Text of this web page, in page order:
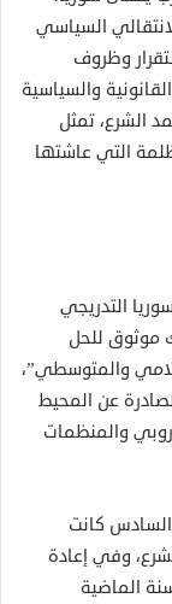
السياسي
وظروف
والسياسية
الشرع، تمثل
التي عاشتها
التدريجي
موثوق للحل
والمتوسطي”،
عن المحيط
والمنظمات
كانت
وفي إعادة
الماضية